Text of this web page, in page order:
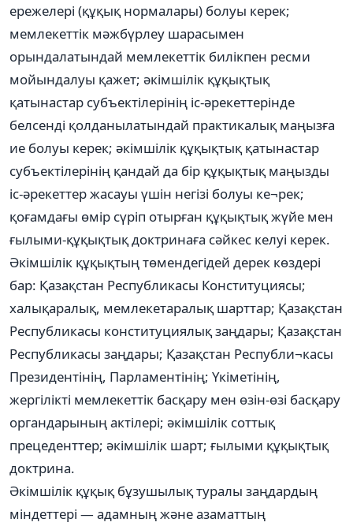
ережелері (құқық нормалары) болуы керек;
мемлекеттік мәжбүрлеу шарасымен
орындалатындай мемлекеттік билікпен ресми
мойындалуы қажет; әкімшілік құқықтық
қатынастар субъектілерінің іс-әрекеттерінде
белсенді қолданылатындай практикалық маңызға
ие болуы керек; әкімшілік құқықтық қатынастар
субъектілерінің қандай да бір құқықтық маңызды
іс-әрекеттер жасауы үшін негізі болуы ке¬рек;
қоғамдағы өмір сүріп отырған құқықтық жүйе мен
ғылыми-құқықтық доктринаға сәйкес келуі керек.
Әкімшілік құқықтың төмендегідей дерек көздері
бар: Қазақстан Республикасы Конституциясы;
халықаралық, мемлекетаралық шарттар; Қазақстан
Республикасы конституциялық заңдары; Қазақстан
Республикасы заңдары; Қазақстан Республи¬касы
Президентінің, Парламентінің; Үкіметінің,
жергілікті мемлекеттік басқару мен өзін-өзі басқару
органдарының актілері; әкімшілік соттық
прецеденттер; әкімшілік шарт; ғылыми құқықтық
доктрина.
Әкімшілік құқық бұзушылық туралы заңдардың
міндеттері — адамның және азаматтың